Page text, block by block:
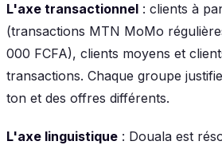
L'axe transactionnel : clients à
(transactions MTN MoMo
000 FCFA), clients moyens et
transactions. Chaque groupe
ton et des offres différents.
L'axe linguistique : Douala est